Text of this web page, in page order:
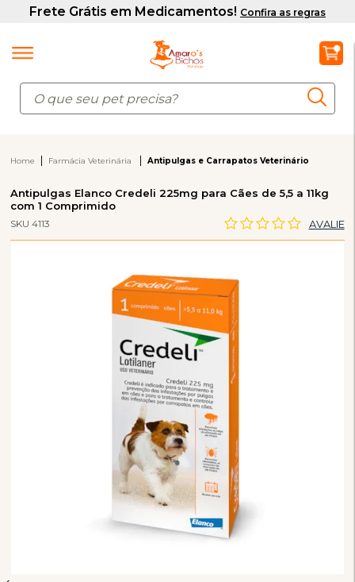
Home Farmácia Veterinária Antipulgas e Carrapatos Veterinário
Antipulgas Elanco Credeli 225mg para Cães de 5,5 a 11kg
com 1 Comprimido
SKU 4113 AVALIE